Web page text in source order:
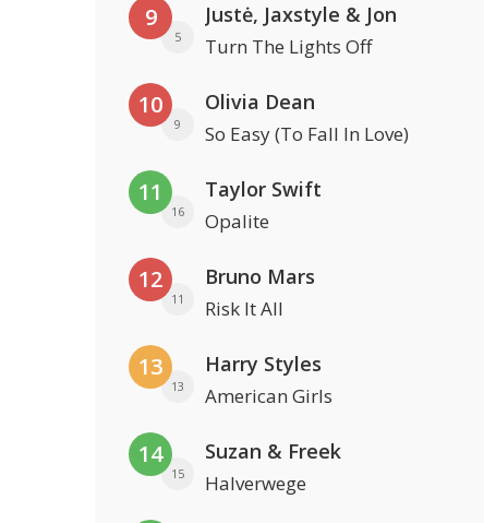
9
5
Justė, Jaxstyle & Jon
Turn The Lights Off
10
9
Olivia Dean
So Easy (To Fall In Love)
11
16
Taylor Swift
Opalite
12
11
Bruno Mars
Risk It All
13
13
Harry Styles
American Girls
14
15
Suzan & Freek
Halverwege